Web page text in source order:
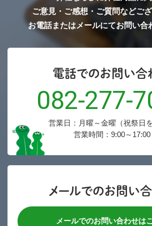
ご意見・ご感想・ご質問などご
お電話またはメールにてお問い合
電話でのお問い合
082-277-
営業日：月曜～金曜（祝祭日を
営業時間：9:00～17:00
メールでのお問い
メールでのお問い合わせは